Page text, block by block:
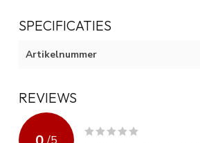
SPECIFICATIES
Artikelnummer
REVIEWS